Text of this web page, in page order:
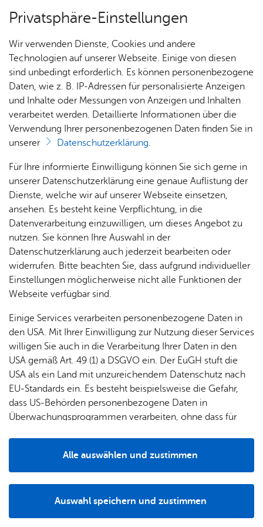
Über­sicht Bür­ger & Stadt
Rat­
haus &
Bür­
ger­
ser­vice
Rat­
häu­ser
& Orts­
ver­
wal­
Ämter
A–Z
Diens
t­leis­
tun­gen
A–Z
For­
Nach­
rich­
ten,
Vi­de­os
& Bil­
der
Me­di­
en­in­
for­ma­
tio­nen
fent­li­
che
Be­
kannt­
ma­
chun­
& TV
Pres­se
Jobs
Stel­
len­an­
ge­bo­te
Aus­bil­
dung &
Stu­di­
um
Bil­
dung
& Be­
treu­
ung
Potz­
be­
treu­
ung
Schu­
len
Bauen
& Um­
welt
Geo­
da­ten
& 3D-
Stadt­
Bau­
stel­len
& Um­
lei­tun­
Um­
welt &
Kli­ma­
Sa­nie­
ren &
bi­li­en
Stadt­
Ge­
sund­
heit &
kum
Ärzte &
Apo­
Fa­mi­lie
& Kin­
der
Se­nio­
ren
Woh­
nen
re­frei
Pfle­ge
& Un­
ter­stüt­
zung
Part­ner­städ­te & Freund­schaf­ten
Nachrichten Partnerstädte
Sie finden hier alle Nachrichten über die
Partnerstädte Friedrichshafens. Nachrichten aus
allen anderen Themengbereichen finden Sie in
unserem
Nachrichten-Archiv.
Erweiterte Suche
Jugendliche aus Peoria
besuchen Friedrichshafen
Privatsphäre-Einstellungen
Wir verwenden Dienste, Cookies und andere
Technologien auf unserer Webseite. Einige von diesen
sind unbedingt erforderlich. Es können personenbezogene
Daten, wie z. B. IP-Adressen für personalisierte Anzeigen
und Inhalte oder Messungen von Anzeigen und Inhalten
verarbeitet werden. Detaillierte Informationen über die
Verwendung Ihrer personenbezogenen Daten finden Sie in
unserer
Datenschutzerklärung.
Für Ihre informierte Einwilligung können Sie sich gerne in
unserer Datenschutzerklärung eine genaue Auflistung der
Dienste, welche wir auf unserer Webseite einsetzen,
ansehen. Es besteht keine Verpflichtung, in die
Datenverarbeitung einzuwilligen, um dieses Angebot zu
nutzen. Sie können Ihre Auswahl in der
Datenschutzerklärung auch jederzeit bearbeiten oder
widerrufen. Bitte beachten Sie, dass aufgrund individueller
Einstellungen möglicherweise nicht alle Funktionen der
Webseite verfügbar sind.
Einige Services verarbeiten personenbezogene Daten in
den USA. Mit Ihrer Einwilligung zur Nutzung dieser Services
willigen Sie auch in die Verarbeitung Ihrer Daten in den
USA gemäß Art. 49 (1) a DSGVO ein. Der EuGH stuft die
USA als ein Land mit unzureichendem Datenschutz nach
EU-Standards ein. Es besteht beispielsweise die Gefahr,
dass US-Behörden personenbezogene Daten in
Überwachungsprogrammen verarbeiten, ohne dass für
Auswahl speichern und zustimmen
Alle auswählen und zustimmen